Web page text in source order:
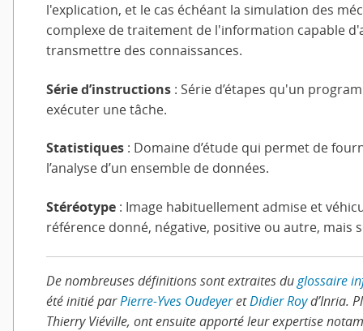
l'explication, et le cas échéant la simulation des
complexe de traitement de l'information capable
transmettre des connaissances.
Série d’instructions : Série d’étapes qu'un
exécuter une tâche.
Statistiques : Domaine d’étude qui permet de
l’analyse d’un ensemble de données.
Stéréotype : Image habituellement admise et
référence donné, négative, positive ou autre, mais
De nombreuses définitions sont extraites duglossaire
été initié parPierre-Yves OudeyeretDidier Royd’Inria.
Thierry Viéville, ont ensuite apporté leur expertise